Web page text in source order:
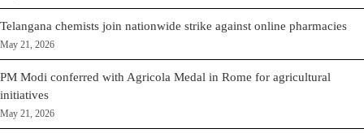
Telangana chemists join nationwide strike against online pharmacies
May 21, 2026
PM Modi conferred with Agricola Medal in Rome for agricultural
initiatives
May 21, 2026